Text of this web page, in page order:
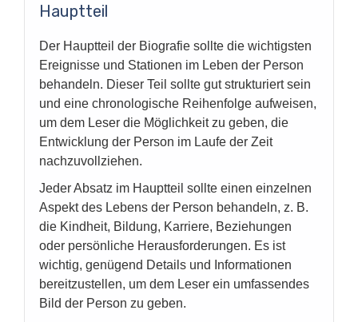
Hauptteil
Der Hauptteil der Biografie sollte die wichtigsten
Ereignisse und Stationen im Leben der Person
behandeln. Dieser Teil sollte gut strukturiert sein
und eine chronologische Reihenfolge aufweisen,
um dem Leser die Möglichkeit zu geben, die
Entwicklung der Person im Laufe der Zeit
nachzuvollziehen.
Jeder Absatz im Hauptteil sollte einen einzelnen
Aspekt des Lebens der Person behandeln, z. B.
die Kindheit, Bildung, Karriere, Beziehungen
oder persönliche Herausforderungen. Es ist
wichtig, genügend Details und Informationen
bereitzustellen, um dem Leser ein umfassendes
Bild der Person zu geben.